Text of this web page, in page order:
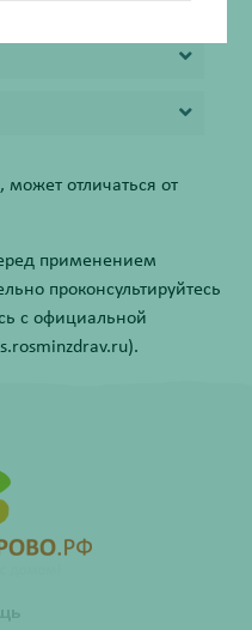
отличаться от
применением
проконсультируйтесь
с официальной